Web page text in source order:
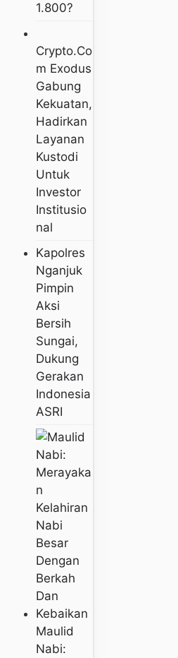
1.800?
Crypto.co
M Exodus
Gabung
Kekuatan,
Hadirkan
Layanan
Kustodi
Untuk
Investor
Institusio
Nal
Kapolres
Nganjuk
Pimpin
Aksi
Bersih
Sungai,
Dukung
Gerakan
Indonesia
ASRI
Maulid
Nabi: